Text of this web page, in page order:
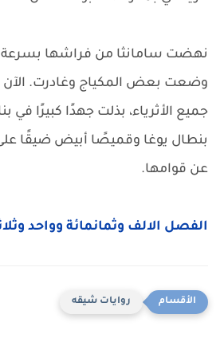
نهضت سامانثا من فراشها
وضعت بعض المكياج وغادرت. الآن
جميع الأثرياء، بذلت جهدًا كبيرًا في
بنطال يوغا وقميصًا أبيض ضيقًا
عن قوامها.
الفصل الالف وثمانمائة وواحد
روايات شيقه